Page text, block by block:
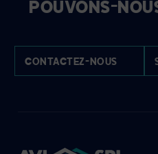
POUVONS-
CONTACTEZ-NOUS